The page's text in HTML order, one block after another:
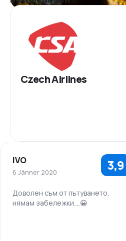
Czech Airlines
Ticketpreise
IVO
6 Jänner 2020 3,9
Доволен съм от пътуването,
нямам забележки....😀